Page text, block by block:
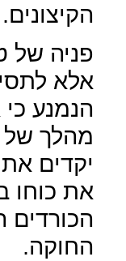
הקיצונים.
פניה של
אלא
הנמנע
מהלך של
יקדים
את כוחו
הכורדים
החוקה.